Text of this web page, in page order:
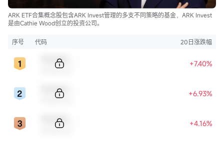
ARK ETF合集概念股包含ARK Invest管理的多支不同策略的基金，ARK Invest
是由Cathie Wood创立的投资公司。
序号 代码 20日涨跌幅
+7.40%
+6.93%
+4.16%